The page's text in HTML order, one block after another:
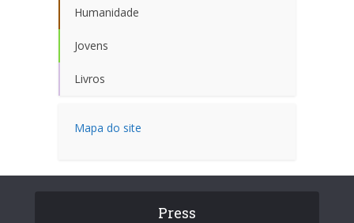
Humanidade
Jovens
Livros
Mapa do site
Press